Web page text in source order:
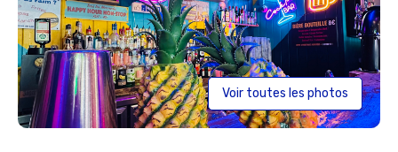
Voir toutes les photos